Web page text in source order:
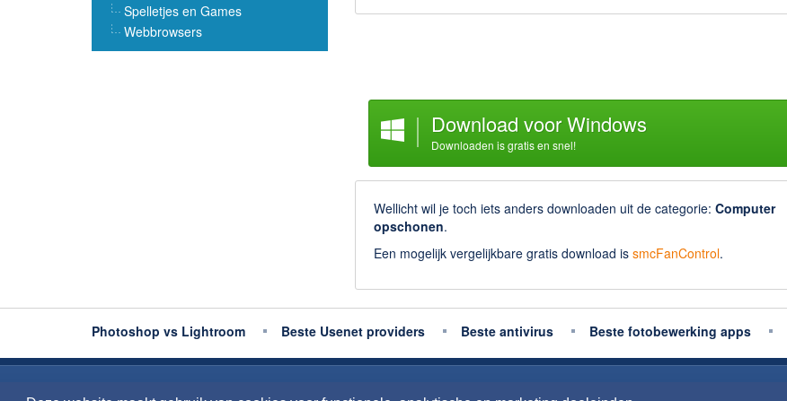
Spelletjes en Games
Webbrowsers
Download voor Windows
Downloaden is gratis en snel!
Wellicht wil je toch iets anders downloaden uit de categorie: Computer
opschonen.
Een mogelijk vergelijkbare gratis download is smcFanControl.
Photoshop vs Lightroom Beste Usenet providers Beste antivirus Beste fotobewerking apps
Copyright 2026 Downloaden.nl Contact opnemen Privacy